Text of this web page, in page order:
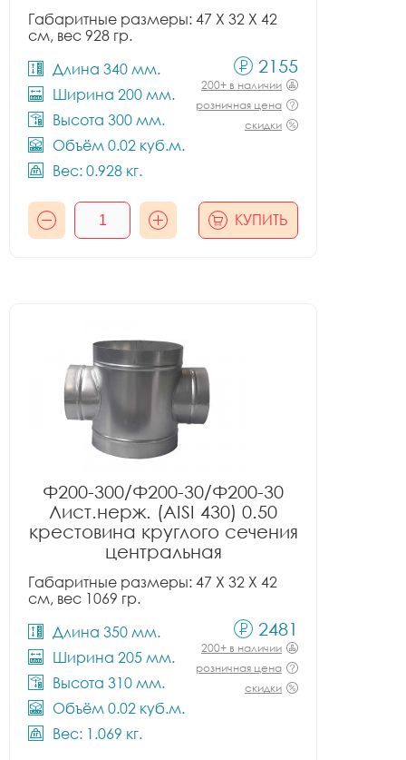
Габаритные размеры: 47 X 32 X 42
см, вес 928 гр.
Длина 340 мм.
Ширина 200 мм.
Высота 300 мм.
Объём 0.02 куб.м.
Вес: 0.928 кг.
2155
200+ в наличии
розничная цена
скидки
КУПИТЬ
Ф200-300/Ф200-30/Ф200-30
Лист.нерж. (AISI 430) 0.50
крестовина круглого сечения
центральная
Габаритные размеры: 47 X 32 X 42
см, вес 1069 гр.
Длина 350 мм.
Ширина 205 мм.
Высота 310 мм.
Объём 0.02 куб.м.
Вес: 1.069 кг.
2481
200+ в наличии
розничная цена
скидки